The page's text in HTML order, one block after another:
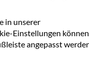
in unserer
Einstellungen können
angepasst